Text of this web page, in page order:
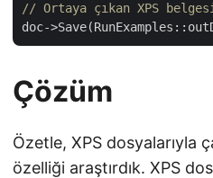
// Ortaya çıkan XPS
doc-
Çözüm
Özetle, XPS dosyalarıyla
özelliği araştırdık. XPS